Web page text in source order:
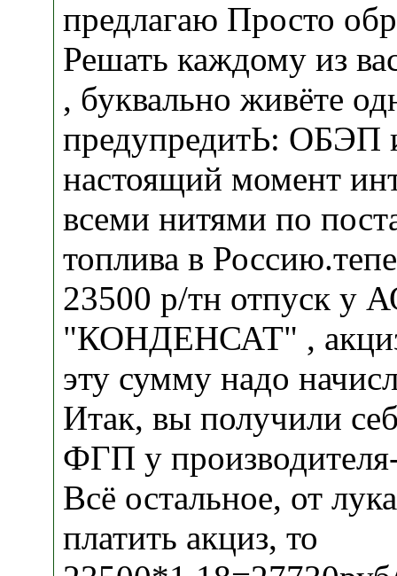
предлагаю Просто
Решать каждому из
, буквально живёте
предупредитЬ:
настоящий момент
всеми нитями по
топлива в
23500 р/тн отпуск у
"КОНДЕНСАТ" ,
эту сумму надо
Итак, вы получили
ФГП у
Всё остальное, от
платить акциз, то